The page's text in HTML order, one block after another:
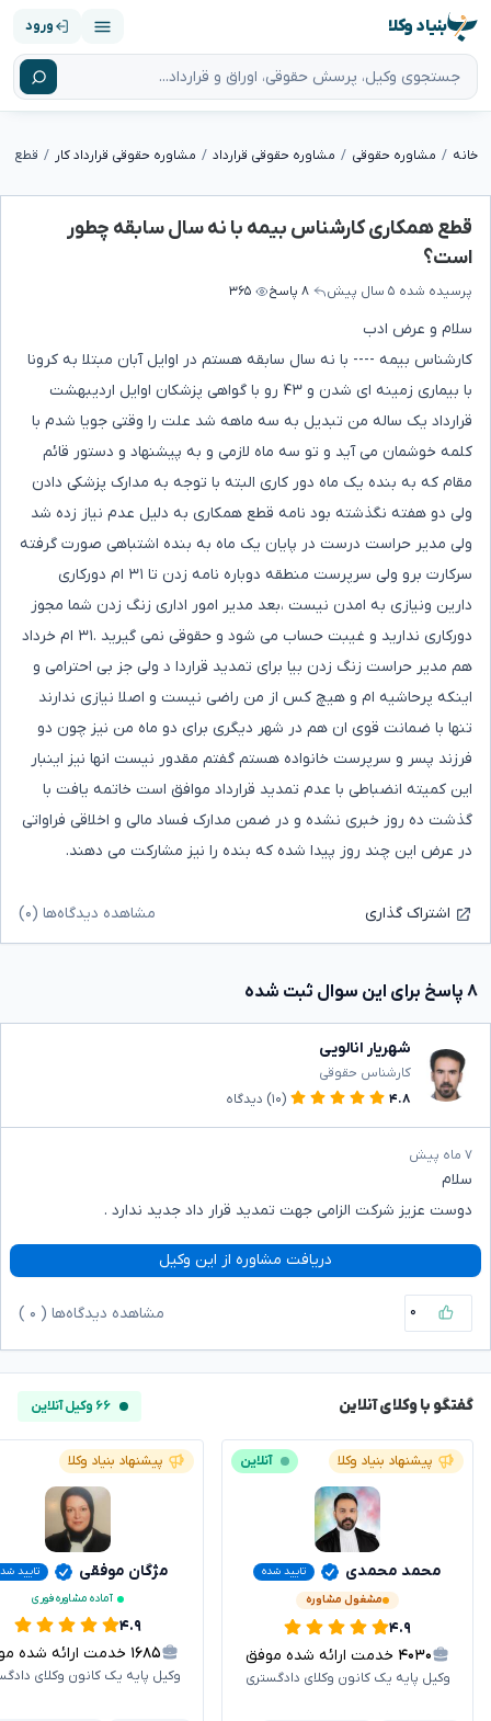
بنیاد وکلا ورود
خانه مشاوره حقوقی مشاوره حقوقی قرارداد مشاوره حقوقی قرارداد کار
قطع همکاری کارشناس بیمه با نه سال سابقه چطور
است؟
پرسیده شده ۵ سال پیش ۸ پاسخ ۳۶۵
سلام و عرض ادب
کارشناس بیمه ---- با نه سال سابقه هستم در اوایل آبان مبتلا به کرونا
با بیماری زمینه ای شدن و ۴۳ رو با گواهی پزشکان اوایل اردیبهشت
قرارداد یک ساله من تبدیل به سه ماهه شد علت را وقتی جویا شدم با
کلمه خوشمان می آید و تو سه ماه لازمی و به پیشنهاد و دستور قائم
مقام که به بنده یک ماه دور کاری البته با توجه به مدارک پزشکی دادن
ولی دو هفته نگذشته بود نامه قطع همکاری به دلیل عدم نیاز زده شد
ولی مدیر حراست درست در پایان یک ماه به بنده اشتباهی صورت گرفته
سرکارت برو ولی سرپرست منطقه دوباره نامه زدن تا ۳۱ ام دورکاری
دارین ونیازی به امدن نیست ،بعد مدیر امور اداری زنگ زدن شما مجوز
دورکاری ندارید و غیبت حساب می شود و حقوقی نمی گیرید .۳۱ ام خرداد
هم مدیر حراست زنگ زدن بیا برای تمدید قراردا د ولی جز بی احترامی و
اینکه پرحاشیه ام و هیچ کس از من راضی نیست و اصلا نیازی ندارند
تنها با ضمانت قوی ان هم در شهر دیگری برای دو ماه من نیز چون دو
فرزند پسر و سرپرست خانواده هستم گفتم مقدور نیست انها نیز اینبار
این کمیته انضباطی با عدم تمدید قرارداد موافق است خاتمه یافت با
گذشت ده روز خبری نشده و در ضمن مدارک فساد مالی و اخلاقی فراواتی
در عرض این چند روز پیدا شده که بنده را نیز مشارکت می دهند.
اشتراک گذاری مشاهده دیدگاه‌ها (۰)
۸ پاسخ برای این سوال ثبت شده
شهریار انالویی
کارشناس حقوقی
۴.۸
(۱۰) دیدگاه
۷ ماه پیش
سلام
دوست عزیز شرکت الزامی جهت تمدید قرار داد جدید ندارد .
دریافت مشاوره از این وکیل
۰ مشاهده دیدگاه‌ها ( ۰
گفتگو با وکلای آنلاین ۶۶ وکیل آنلاین
پیشنهاد بنیاد وکلا آنلاین
محمد محمدی
تایید شده
مشغول مشاوره
۴.۹
۴۰۳۰ خدمت ارائه شده موفق
وکیل پایه یک کانون وکلای دادگستری
پیشنهاد بنیاد وکلا
مژگان موفقی
تایید
آماده مشاوره فوری
۴.۹
۱۶۸۵ خدمت ارائه شده موفق
وکیل پایه یک کانون وکلای